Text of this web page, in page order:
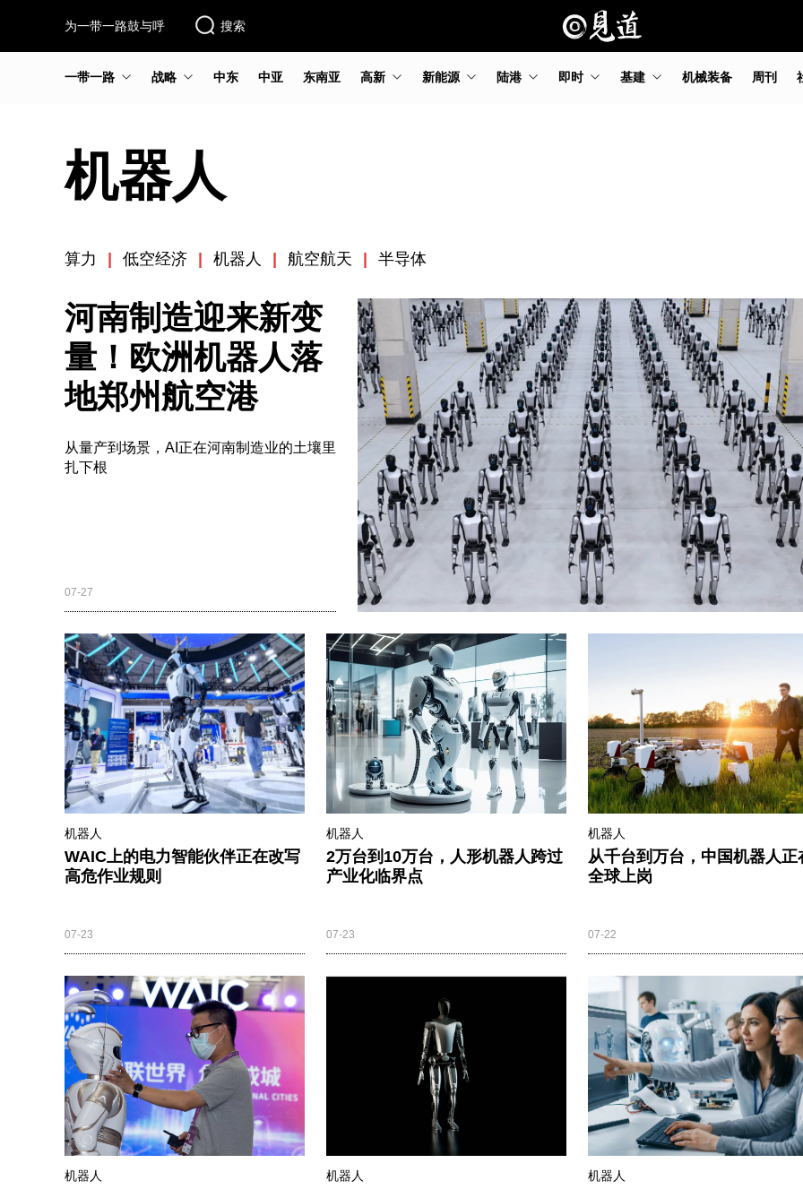
为一带一路鼓与呼 搜索
一带一路 战略 中东 中亚 东南亚 高新 新能源 陆港 即时 基建 机械装备 周刊
机器人
算力 低空经济 机器人 航空航天 半导体
河南制造迎来新变
量！欧洲机器人落
地郑州航空港
从量产到场景，AI正在河南制造业的土壤里
扎下根
07-27
机器人
WAIC上的电力智能伙伴正在改写
高危作业规则
07-23
机器人
2万台到10万台，人形机器人跨过
产业化临界点
07-23
机器人
从千台到万台，中国机器人正
全球上岗
07-22
机器人 机器人 机器人